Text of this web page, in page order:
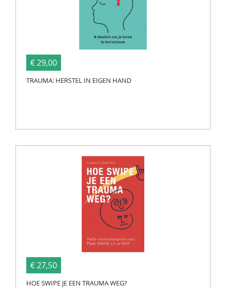
€ 29,00
TRAUMA: HERSTEL IN EIGEN HAND
€ 27,50
HOE SWIPE JE EEN TRAUMA WEG?